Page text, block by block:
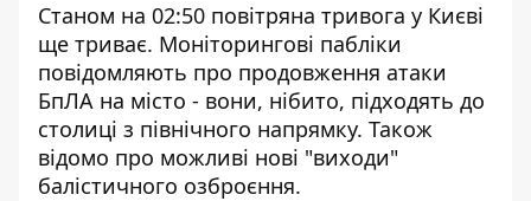
Станом на 02:50 повітряна тривога у Києві
ще триває. Моніторингові пабліки
повідомляють про продовження атаки
БпЛА на місто - вони, нібито, підходять до
столиці з північного напрямку. Також
відомо про можливі нові "виходи"
балістичного озброєння.